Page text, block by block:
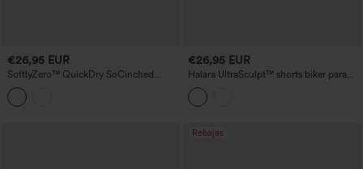
€26,95 EUR
SoftlyZero™ QuickDry SoCinched
shorts de running de talle alto que
moldean el abdomen y con frunces, 5''
€26,95 EUR
Halara UltraSculpt™ shorts biker para
yoga moldeadores de talle alto con
control abdominal, frescos y de secado
rápido, 7'' con bolsillos — UPF50+
Rebajas